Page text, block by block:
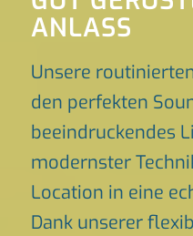
ANLASS
Unsere
den perfekten
beeindruckendes
modernster
Location in eine
Dank unserer